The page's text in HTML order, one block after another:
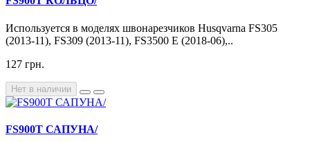
Используется в моделях швонарезчиков Husqvarna FS305
(2013-11), FS309 (2013-11), FS3500 E (2018-06),..
127 грн.
Нет в наличии
FS900T САПУНА/